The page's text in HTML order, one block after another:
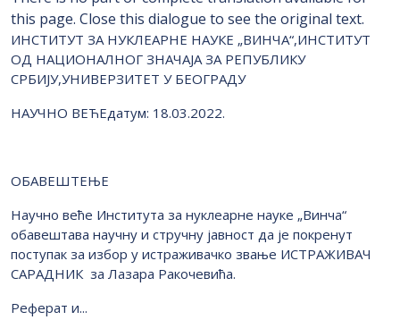
this page. Close this dialogue to see the original text.
ИНСТИТУТ ЗА НУКЛЕАРНЕ НАУКЕ „ВИНЧА“,ИНСТИТУТ
ОД НАЦИОНАЛНОГ ЗНАЧАЈА ЗА РЕПУБЛИКУ
СРБИЈУ,УНИВЕРЗИТЕТ У БЕОГРАДУ
НАУЧНО ВЕЋЕдатум: 18.03.2022.
OБАВЕШТЕЊЕ
Научно веће Института за нуклеарне науке „Винча“
обавештава научну и стручну јавност да је покренут
поступак за избор у истраживачко звање ИСТРАЖИВАЧ
САРАДНИК за Лазара Ракочевића.
Реферат и...